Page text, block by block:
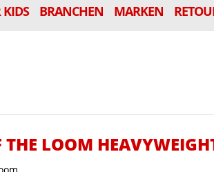
KIDS BRANCHEN MARKEN
THE LOOM